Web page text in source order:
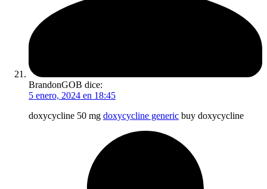
BrandonGOB dice:
5 enero, 2024 en 18:45
doxycycline 50 mg doxycycline generic buy doxycycline